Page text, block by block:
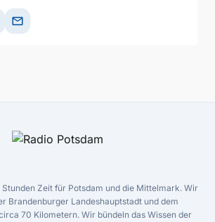
mail
Zeit für Potsdam und die Mittelmark. Wir
Brandenburger Landeshauptstadt und dem
70 Kilometern. Wir bündeln das Wissen der